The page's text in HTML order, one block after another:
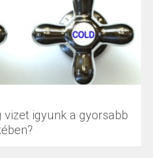
vizet igyunk a gyorsabb